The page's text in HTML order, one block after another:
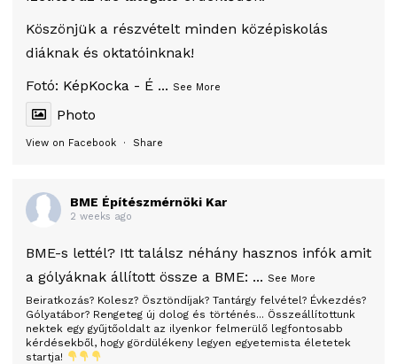
Köszönjük a részvételt minden középiskolás
diáknak és oktatóinknak!
Fotó: KépKocka - É ... See More
Photo
View on Facebook · Share
BME Építészmérnöki Kar
2 weeks ago
BME-s lettél? Itt találsz néhány hasznos infók amit
a gólyáknak állított össze a BME:
Beiratkozás? Kolesz? Ösztöndíjak? Tantárgy felvétel? Évkezdés?
Gólyatábor? Rengeteg új dolog és történés... Összeállítottunk
nektek egy gyűjtőoldalt az ilyenkor felmerülő legfontosabb
kérdésekből, hogy gördülékeny legyen egyetemista életetek
startja!
... See More